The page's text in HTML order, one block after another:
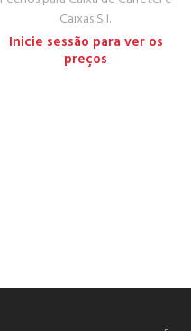
Caixas S.I.
Inicie sessão para ver os
preços